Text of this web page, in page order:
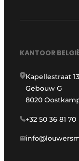
KANTOOR
Kapellestraat
Gebouw G
8020
+32 50 36 81 70